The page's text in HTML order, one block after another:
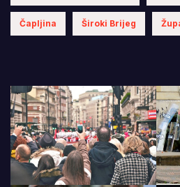
Čapljina Široki Brijeg